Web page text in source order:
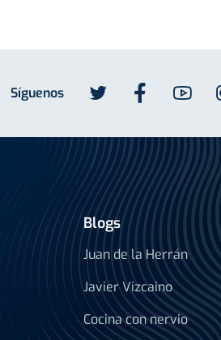
Síguenos
Blogs
Juan de la Herrán
Javier Vizcaino
Cocina con nervio